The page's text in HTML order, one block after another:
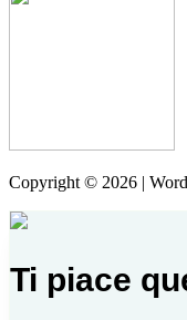
Copyright © 2026 |
Ti piace